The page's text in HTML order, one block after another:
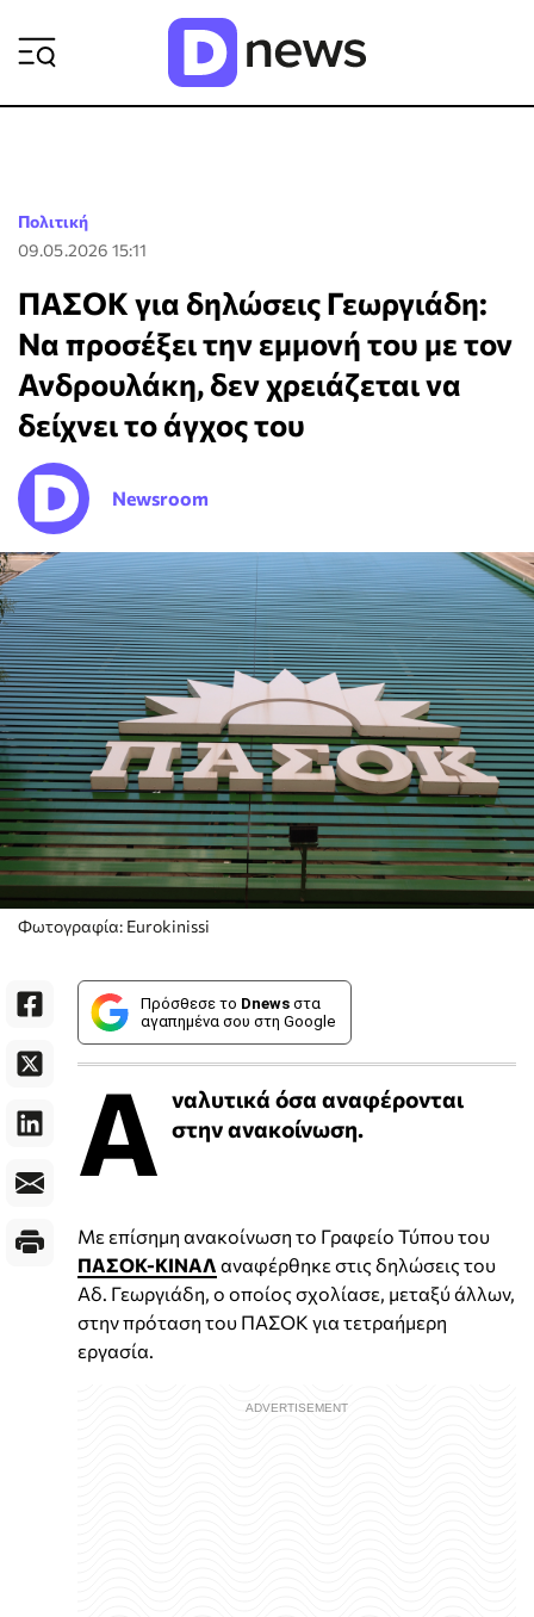
Πολιτική
09.05.2026 15:11
ΠΑΣΟΚ για δηλώσεις Γεωργιάδη:
Να προσέξει την εμμονή του με τον
Ανδρουλάκη, δεν χρειάζεται να
δείχνει το άγχος του
Newsroom
Φωτογραφία: Eurokinissi
Πρόσθεσε το Dnews στα
αγαπημένα σου στη Google
Α ναλυτικά όσα αναφέρονται
στην ανακοίνωση.
Με επίσημη ανακοίνωση το Γραφείο Τύπου του
ΠΑΣΟΚ-ΚΙΝΑΛ αναφέρθηκε στις δηλώσεις του
Αδ. Γεωργιάδη, ο οποίος σχολίασε, μεταξύ άλλων,
στην πρόταση του ΠΑΣΟΚ για τετραήμερη
εργασία.